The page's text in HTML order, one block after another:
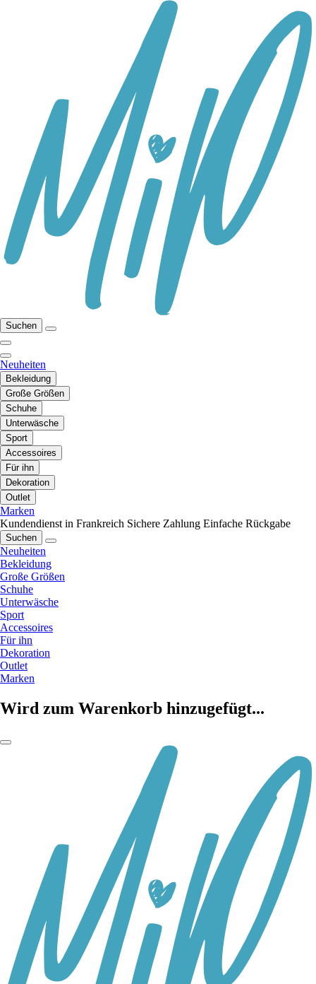
Suchen
Neuheiten
Bekleidung
Große Größen
Schuhe
Unterwäsche
Sport
Accessoires
Für ihn
Dekoration
Outlet
Marken
Kundendienst in Frankreich Sichere Zahlung Einfache Rückgabe
Suchen
Neuheiten
Bekleidung
Große Größen
Schuhe
Unterwäsche
Sport
Accessoires
Für ihn
Dekoration
Outlet
Marken
Wird zum Warenkorb hinzugefügt...